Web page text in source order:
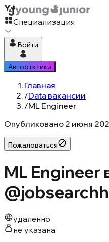
Специализация
Войти
Автоотклики
Главная
/Data вакансии
/ML Engineer
Опубликовано 2 июня
Пожаловаться
ML Engineer
удаленно
не указана